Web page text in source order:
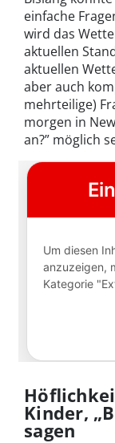
einfache
wird das
aktuellen
aktuellen
aber auch
mehrteilige)
morgen in
an?” möglich
Kinder,
sagen